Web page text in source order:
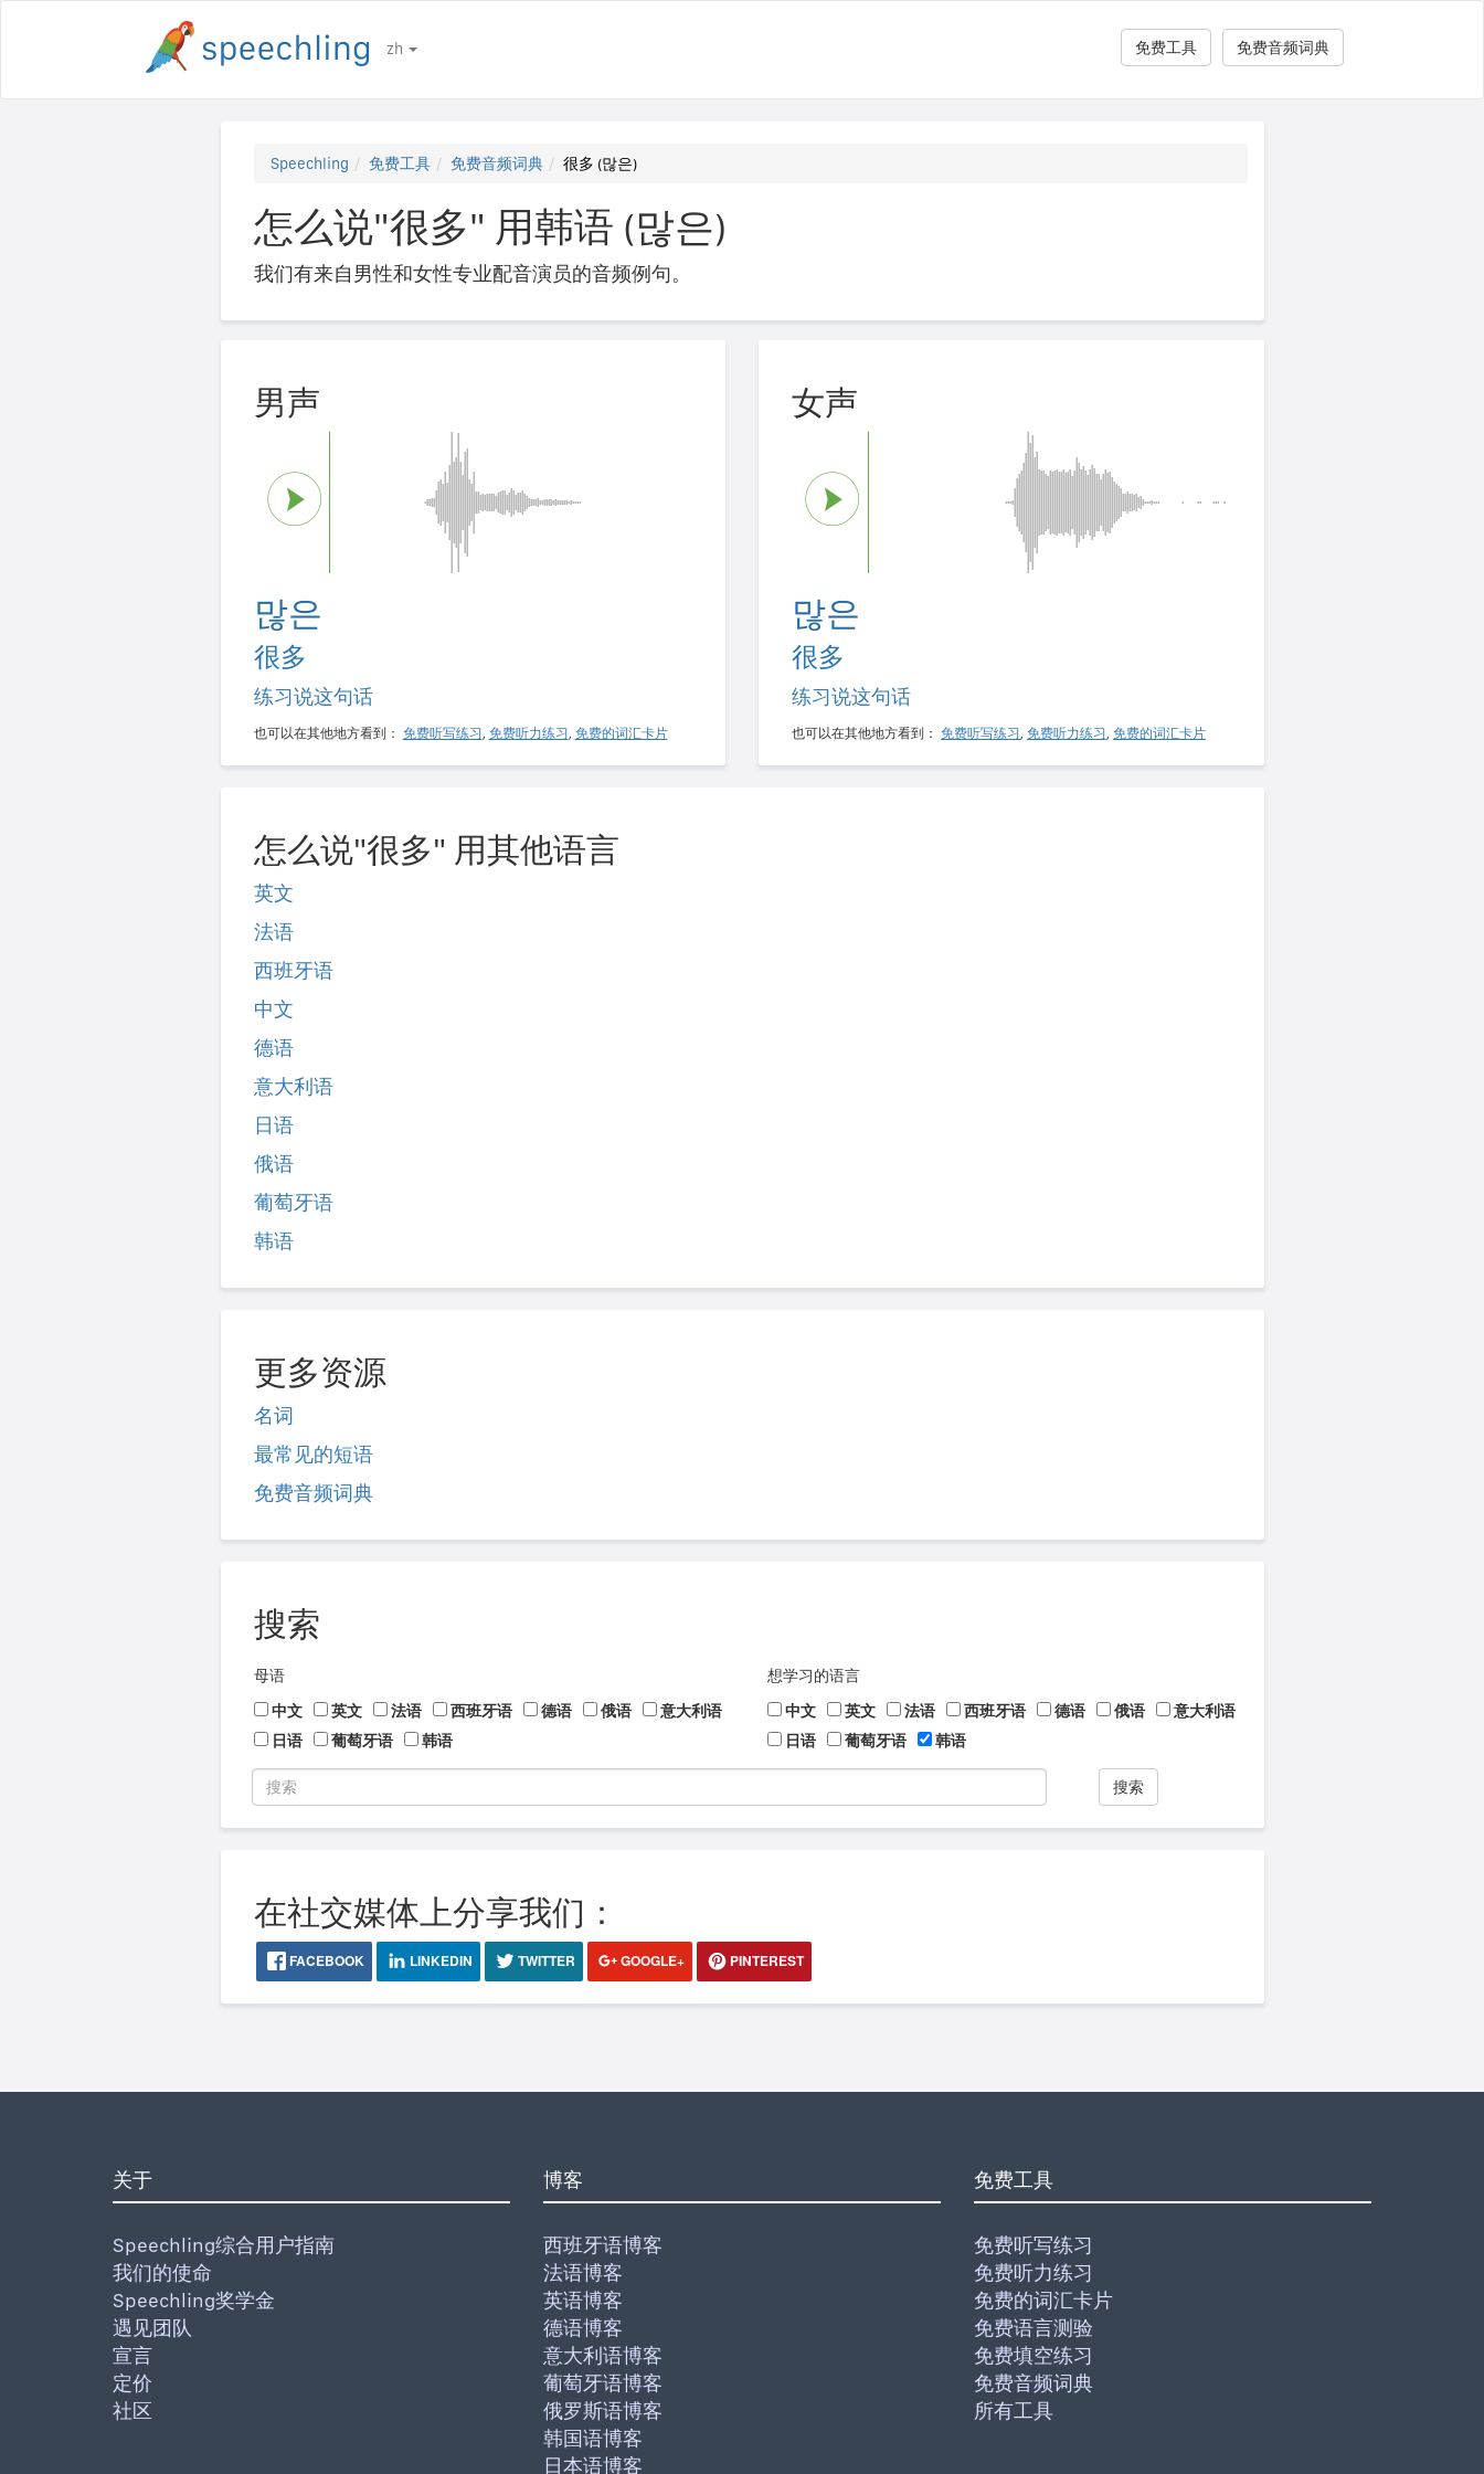
zh 免费音频词典
免费工具
Speechling 免费工具 免费音频词典 很多 (많은)
怎么说"很多" 用韩语 (많은)
我们有来自男性和女性专业配音演员的音频例句。
男声
많은
很多
练习说这句话
也可以在其他地方看到： 免费听写练习, 免费听力练习, 免费的词汇卡片
女声
많은
很多
练习说这句话
也可以在其他地方看到： 免费听写练习, 免费听力练习, 免费的词汇卡片
怎么说"很多" 用其他语言
英文
法语
西班牙语
中文
德语
意大利语
日语
俄语
葡萄牙语
韩语
更多资源
名词
最常见的短语
免费音频词典
搜索
母语
中文
英文 法语 西班牙语 德语 俄语
意大利语
日语
葡萄牙语 韩语
想学习的语言
中文
英文 法语 西班牙语 德语 俄语
意大利语
日语
葡萄牙语 韩语
搜索
在社交媒体上分享我们：
FACEBOOK LINKEDIN TWITTER GOOGLE+ PINTEREST
关于
Speechling综合用户指南
我们的使命
Speechling奖学金
遇见团队
宣言
定价
社区
博客
西班牙语博客
法语博客
英语博客
德语博客
意大利语博客
葡萄牙语博客
俄罗斯语博客
韩国语博客
日本语博客
免费工具
免费听写练习
免费听力练习
免费的词汇卡片
免费语言测验
免费填空练习
免费音频词典
所有工具